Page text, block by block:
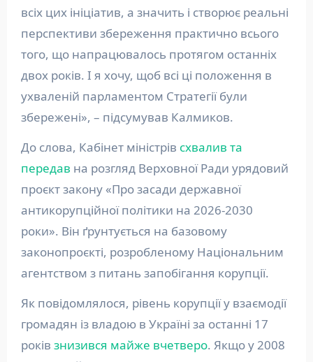
всіх цих ініціатив, а значить і створює реальні
перспективи збереження практично всього
того, що напрацювалось протягом останніх
двох років. І я хочу, щоб всі ці положення в
ухваленій парламентом Стратегії були
збережені», – підсумував Калмиков.
До слова, Кабінет міністрів схвалив та
передав на розгляд Верховної Ради урядовий
проєкт закону «Про засади державної
антикорупційної політики на 2026-2030
роки». Він ґрунтується на базовому
законопроєкті, розробленому Національним
агентством з питань запобігання корупції.
Як повідомлялося, рівень корупції у взаємодії
громадян із владою в Україні за останні 17
років знизився майже вчетверо. Якщо у 2008